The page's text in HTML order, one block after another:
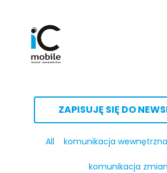
ZAPISUJĘ SIĘ DO
All komunikacja wewnętrzna
komunikacja